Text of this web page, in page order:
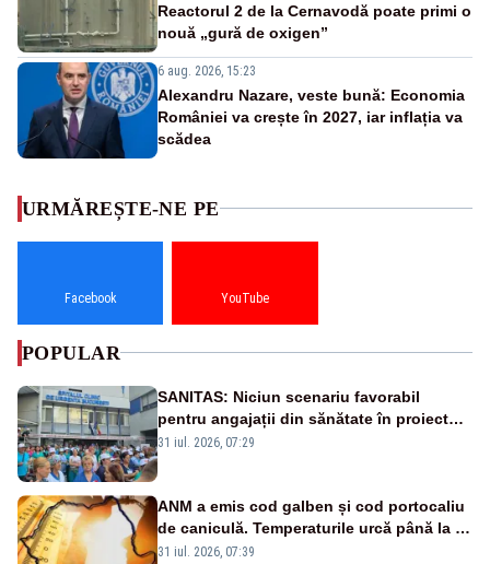
Reactorul 2 de la Cernavodă poate primi o
nouă „gură de oxigen”
6 aug. 2026, 15:23
Alexandru Nazare, veste bună: Economia
României va crește în 2027, iar inflația va
scădea
URMĂREȘTE-NE PE
Facebook YouTube
POPULAR
SANITAS: Niciun scenariu favorabil
pentru angajații din sănătate în proiectul
Legii salarizării
31 iul. 2026, 07:29
ANM a emis cod galben și cod portocaliu
de caniculă. Temperaturile urcă până la 38
de grade, iar nopțile devin tropicale
31 iul. 2026, 07:39